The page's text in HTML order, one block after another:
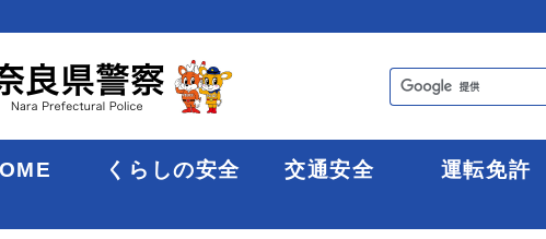
くらしの安全 交通安全 運転免許